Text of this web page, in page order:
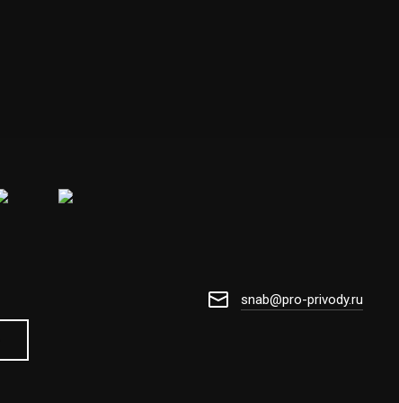
snab@pro-privody.ru